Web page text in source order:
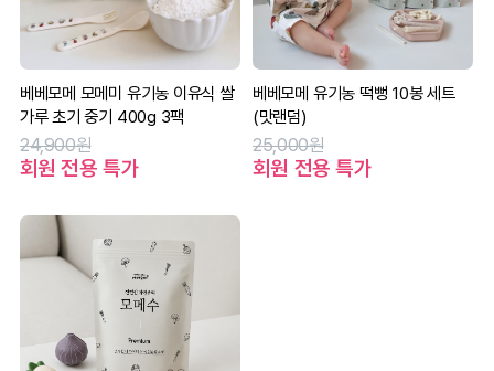
베베모메 모메미 유기농 이유식 쌀
가루 초기 중기 400g 3팩
24,900원
회원 전용 특가
베베모메 유기농 떡뻥 10봉 세트
(맛랜덤)
25,000원
회원 전용 특가